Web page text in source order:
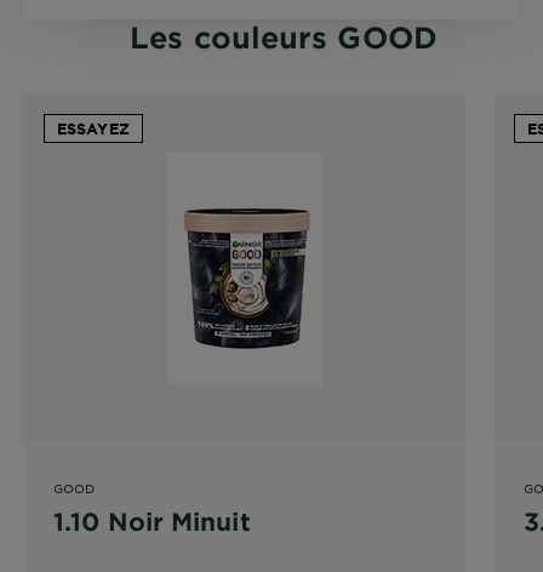
Les couleurs GOOD
ESSAYEZ
GOOD
1.10 Noir Minuit